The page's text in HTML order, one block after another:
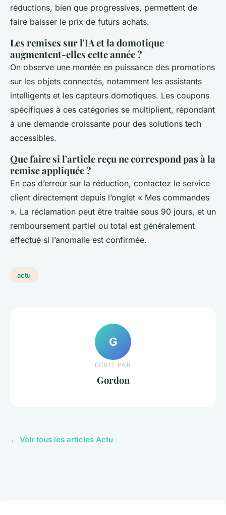
réductions, bien que progressives, permettent de
faire baisser le prix de futurs achats.
Les remises sur l'IA et la domotique
augmentent-elles cette année ?
On observe une montée en puissance des promotions
sur les objets connectés, notamment les assistants
intelligents et les capteurs domotiques. Les coupons
spécifiques à ces catégories se multiplient, répondant
à une demande croissante pour des solutions tech
accessibles.
Que faire si l'article reçu ne correspond pas à la
remise appliquée ?
En cas d’erreur sur la réduction, contactez le service
client directement depuis l’onglet « Mes commandes
». La réclamation peut être traitée sous 90 jours, et un
remboursement partiel ou total est généralement
effectué si l’anomalie est confirmée.
actu
G
ECRIT PAR
Gordon
← Voir tous les articles Actu